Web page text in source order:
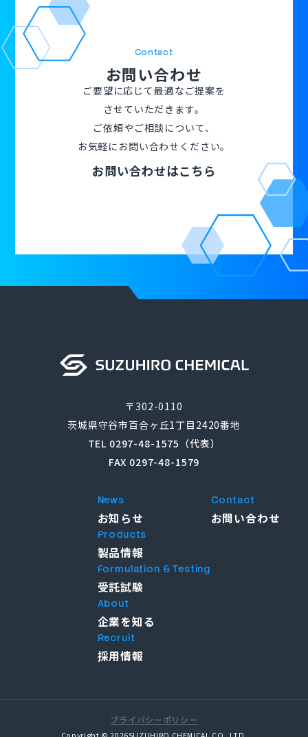
Contact
お問い合わせ
ご要望に応じて最適なご提案を
させていただきます。
ご依頼やご相談について、
お気軽にお問い合わせください。
お問い合わせはこちら
〒302-0110
茨城県守谷市百合ヶ丘1丁目2420番地
TEL 0297-48-1575（代表）
FAX 0297-48-1579
News
お知らせ
Products
製品情報
Formulation & Testing
受託試験
About
企業を知る
Recruit
採用情報
Contact
お問い合わせ
プライバシーポリシー